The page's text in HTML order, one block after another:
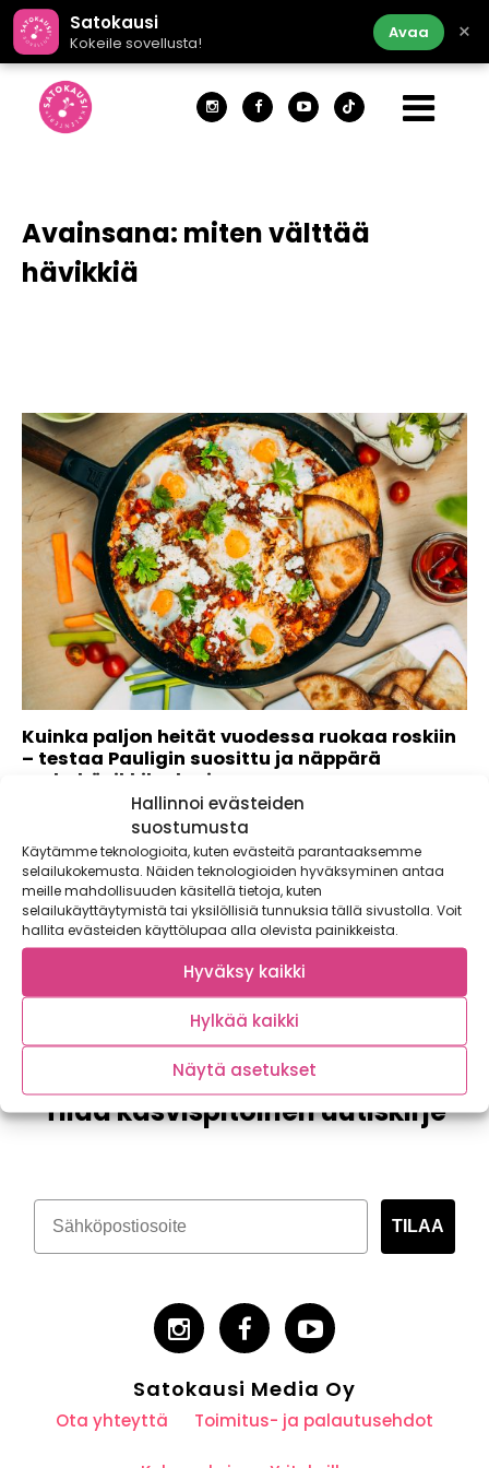
Hallinnoi evästeiden
suostumusta
Käytämme teknologioita, kuten evästeitä parantaaksemme
selailukokemusta. Näiden teknologioiden hyväksyminen antaa
meille mahdollisuuden käsitellä tietoja, kuten
selailukäyttäytymistä tai yksilöllisiä tunnuksia tällä sivustolla. Voit
hallita evästeiden käyttölupaa alla olevista painikkeista.
Hyväksy kaikki
Hylkää kaikki
Näytä asetukset
Satokausi
Kokeile sovellusta!
Avaa ×
Avainsana: miten välttää
hävikkiä
Kuinka paljon heität vuodessa ruokaa roskiin
– testaa Pauligin suosittu ja näppärä
ruokahävikkilaskuri
Kaupallinen yhteistyö: Paulig Tiesitkö, että
keskivertosuomalainen heittää jopa 25 kiloa vuodessa
ruokaa roskiin?...
Tilaa kasvispitoinen uutiskirje
TILAA
Satokausi Media Oy
Ota yhteyttä Toimitus- ja palautusehdot